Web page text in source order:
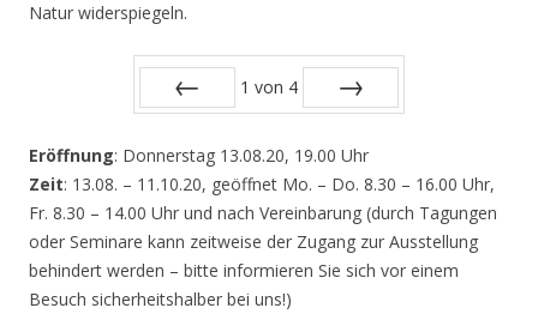
Natur widerspiegeln.
1 von 4
Eröffnung: Donnerstag 13.08.20, 19.00 Uhr
Zeit: 13.08. – 11.10.20, geöffnet Mo. – Do. 8.30 – 16.00 Uhr,
Fr. 8.30 – 14.00 Uhr und nach Vereinbarung (durch Tagungen
oder Seminare kann zeitweise der Zugang zur Ausstellung
behindert werden – bitte informieren Sie sich vor einem
Besuch sicherheitshalber bei uns!)